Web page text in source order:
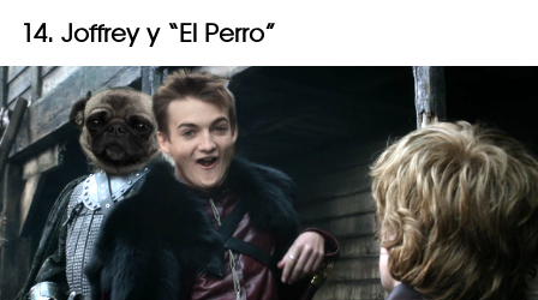
14. Joffrey y “El Perro”